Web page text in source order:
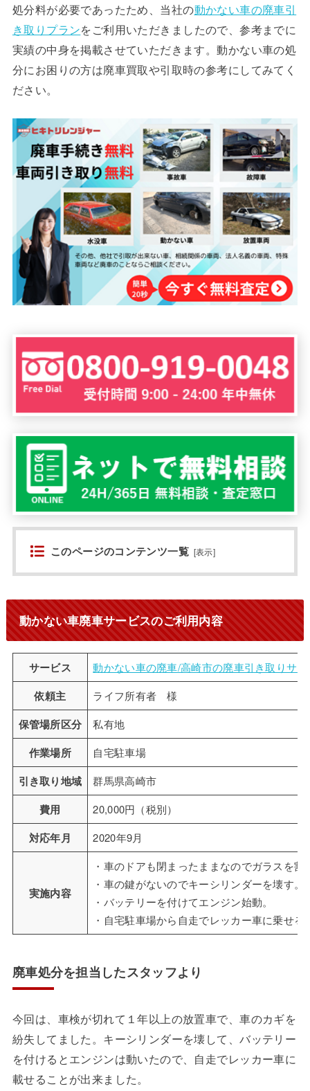
処分料が必要であったため、当社の動かない車の廃車引
き取りプランをご利用いただきましたので、参考までに
実績の中身を掲載させていただきます。動かない車の処
分にお困りの方は廃車買取や引取時の参考にしてみてく
ださい。
このページのコンテンツ一覧 [表示]
動かない車廃車サービスのご利用内容
サービス 動かない車の廃車/高崎市の廃車引き取りサ
依頼主 ライフ所有者 様
保管場所区分 私有地
作業場所 自宅駐車場
引き取り地域 群馬県高崎市
費用 20,000円（税別）
対応年月 2020年9月
実施内容
・車のドアも閉まったままなのでガラスを
・車の鍵がないのでキーシリンダーを壊す。
・バッテリーを付けてエンジン始動。
・自宅駐車場から自走でレッカー車に乗せる
廃車処分を担当したスタッフより
今回は、車検が切れて１年以上の放置車で、車のカギを
紛失してました。キーシリンダーを壊して、バッテリー
を付けるとエンジンは動いたので、自走でレッカー車に
載せることが出来ました。